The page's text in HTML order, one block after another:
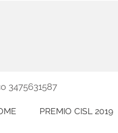
PREMIO CISL 2019
3475631587